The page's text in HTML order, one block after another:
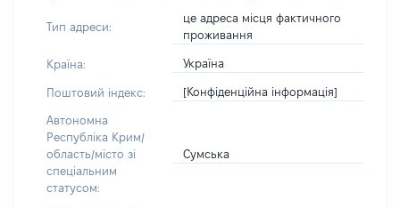
Тип адреси:
це адреса місця фактичного
проживання
Країна: Україна
Поштовий індекс: [Конфіденційна інформація]
Автономна
Республіка Крим/
область/місто зі
спеціальним
статусом:
Сумська